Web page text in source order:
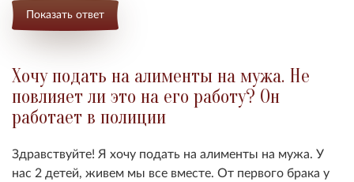
Показать ответ
Хочу подать на алименты на мужа. Не
повлияет ли это на его работу? Он
работает в полиции
Здравствуйте! Я хочу подать на алименты на мужа. У
нас 2 детей, живем мы все вместе. От первого брака у